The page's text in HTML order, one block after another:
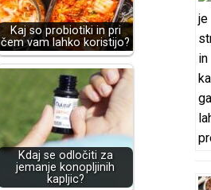
Kaj so probiotiki in pri
čem vam lahko koristijo?
Kdaj se odločiti za
jemanje konopljinih
kapljic?